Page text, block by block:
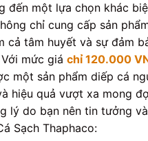
đến một lựa chọn khác
chỉ cung cấp sản
cả tâm huyết và sự đảm
mức giá chỉ 120.000
một sản phẩm diếp cá
hiệu quả vượt xa mong
lý do bạn nên tin tưởng
Sạch Thaphaco: